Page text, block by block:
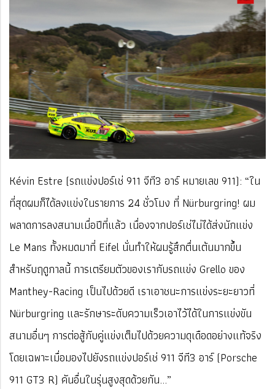
Kévin Estre (รถแข่งปอร์เช่ 911 จีที3 อาร์ หมายเลข 911): “ใน
ที่สุดผมก็ได้ลงแข่งในรายการ 24 ชั่วโมง ที่ Nürburgring! ผม
พลาดการลงสนามเมื่อปีที่แล้ว เนื่องจากปอร์เช่ไม่ได้ส่งนักแข่ง
Le Mans ทั้งหมดมาที่ Eifel นั่นทำให้ผมรู้สึกตื่นเต้นมากขึ้น
สำหรับฤดูกาลนี้ การเตรียมตัวของเรากับรถแข่ง Grello ของ
Manthey-Racing เป็นไปด้วยดี เราเอาชนะการแข่งระยะยาวที่
Nürburgring และรักษาระดับความเร็วเอาไว้ได้ในการแข่งขัน
สนามอื่นๆ การต่อสู้กับคู่แข่งเต็มไปด้วยความดุเดือดอย่างแท้จริง
โดยเฉพาะเมื่อมองไปยังรถแข่งปอร์เช่ 911 จีที3 อาร์ (Porsche
911 GT3 R) คันอื่นในรุ่นสูงสุดด้วยกัน...”